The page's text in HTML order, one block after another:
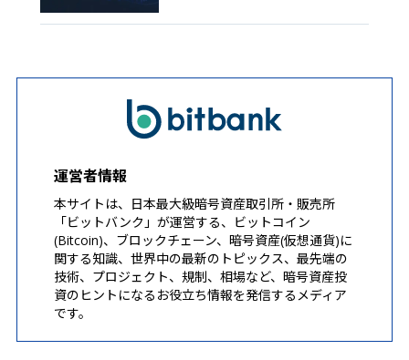
運営者情報
本サイトは、日本最大級暗号資産取引所・販売所
「ビットバンク」が運営する、ビットコイン
(Bitcoin)、ブロックチェーン、暗号資産(仮想通貨)に
関する知識、世界中の最新のトピックス、最先端の
技術、プロジェクト、規制、相場など、暗号資産投
資のヒントになるお役立ち情報を発信するメディア
です。